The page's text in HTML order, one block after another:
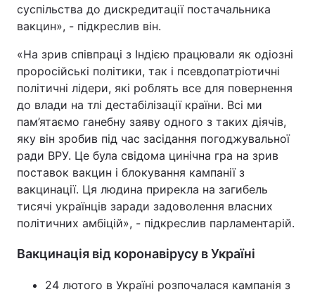
суспільства до дискредитації постачальника
вакцин», - підкреслив він.
«На зрив співпраці з Індією працювали як одіозні
проросійські політики, так і псевдопатріотичні
політичні лідери, які роблять все для повернення
до влади на тлі дестабілізації країни. Всі ми
пам’ятаємо ганебну заяву одного з таких діячів,
яку він зробив під час засідання погоджувальної
ради ВРУ. Це була свідома цинічна гра на зрив
поставок вакцин і блокування кампанії з
вакцинації. Ця людина прирекла на загибель
тисячі українців заради задоволення власних
політичних амбіцій», - підкреслив парламентарій.
Вакцинація від коронавірусу в Україні
24 лютого в Україні розпочалася кампанія з